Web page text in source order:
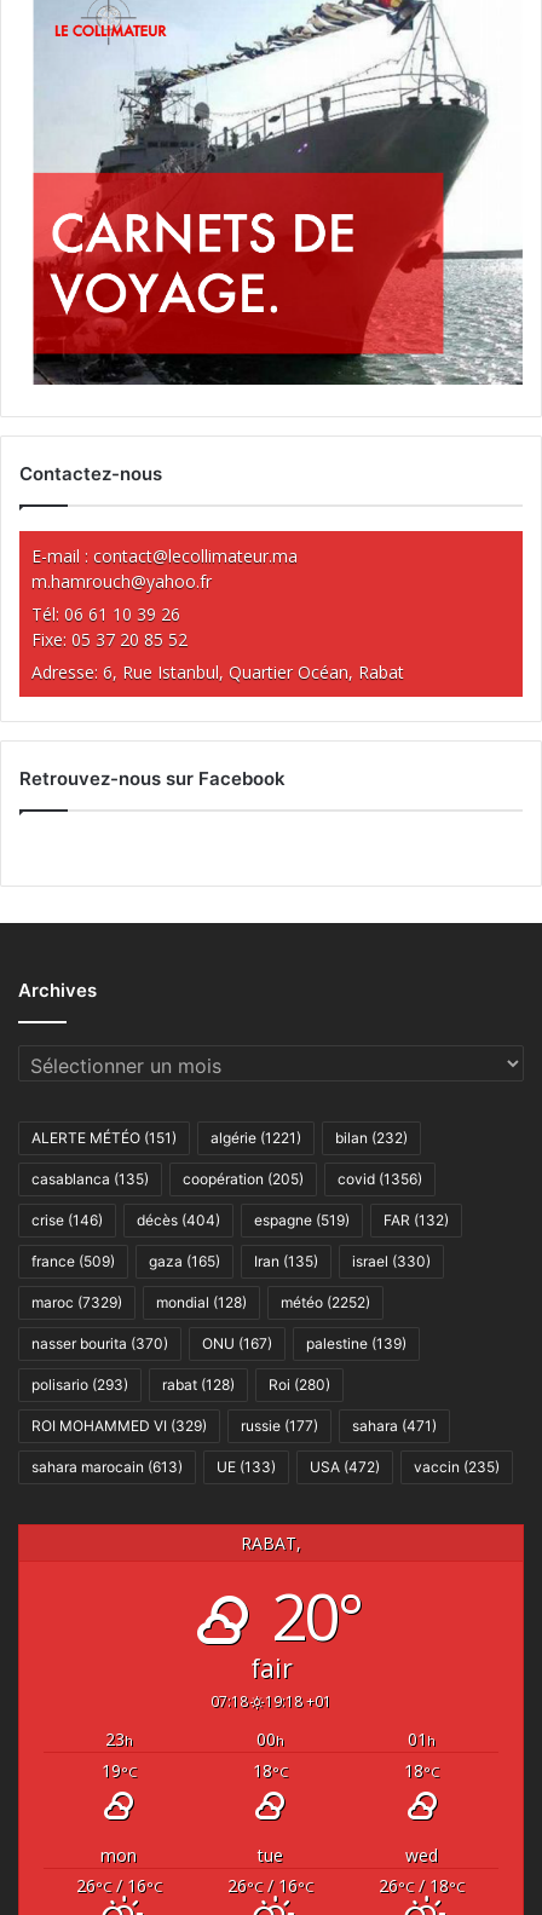
Contactez-nous
E-mail : contact@lecollimateur.ma
m.hamrouch@yahoo.fr
Tél: 06 61 10 39 26
Fixe: 05 37 20 85 52
Adresse: 6, Rue Istanbul, Quartier Océan, Rabat
Retrouvez-nous sur Facebook
Archives
Archives
ALERTE MÉTÉO (151) algérie (1221) bilan (232)
casablanca (135) coopération (205) covid (1356)
crise (146) décès (404) espagne (519) FAR (132)
france (509) gaza (165) Iran (135) israel (330)
maroc (7329) mondial (128) météo (2252)
nasser bourita (370) ONU (167) palestine (139)
polisario (293) rabat (128) Roi (280)
ROI MOHAMMED VI (329) russie (177) sahara (471)
sahara marocain (613) UE (133) USA (472) vaccin (235)
RABAT,
20°
fair
07:18 19:18 +01
23h 00h 01 h
19°C 18°C 18°C
mon tue
wed
26°C/ 16°C 26°C/ 16°C 26°C/ 18°C